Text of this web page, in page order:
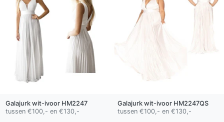
Galajurk wit-ivoorHM2247
tussen €100,- en €130,-
Galajurk wit-ivoorHM2247QS
tussen €100,- en €130,-